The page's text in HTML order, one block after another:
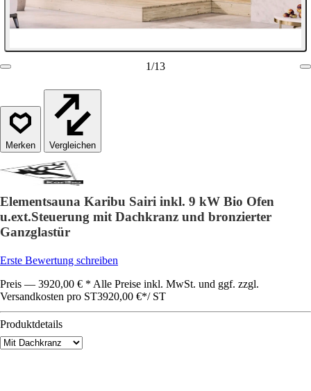
1/13
Vergleichen
Elementsauna Karibu Sairi inkl. 9 kW Bio Ofen
u.ext.Steuerung mit Dachkranz und bronzierter
Ganzglastür
Erste Bewertung schreiben
Preis — 3920,00 € * Alle Preise inkl. MwSt. und ggf. zzgl.
Versandkosten pro ST3920,00 €*/ ST
Produktdetails